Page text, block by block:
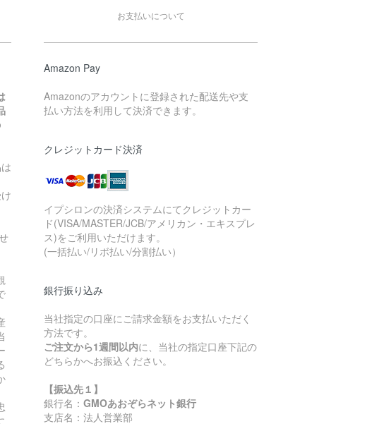
お支払いについて
Amazon Pay
Amazonのアカウントに登録された配送先や支
払い方法を利用して決済できます。
クレジットカード決済
イプシロンの決済システムにてクレジットカー
ド(VISA/MASTER/JCB/アメリカン・エキスプレ
ス)をご利用いただけます。
(一括払い/リボ払い/分割払い）
銀行振り込み
当社指定の口座にご請求金額をお支払いただく
方法です。
ご注文から1週間以内に、当社の指定口座下記の
どちらかへお振込ください。
【振込先１】
銀行名：GMOあおぞらネット銀行
支店名：法人営業部